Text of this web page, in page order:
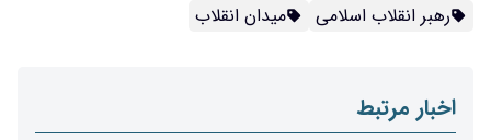
رهبر انقلاب اسلامی میدان انقلاب
اخبار مرتبط